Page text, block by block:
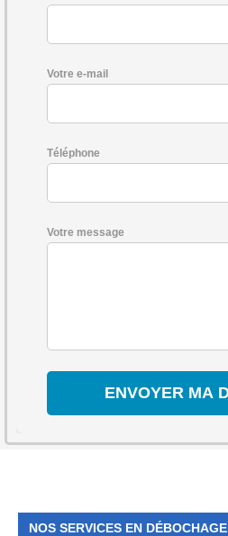
Votre e-mail
Téléphone
Votre message
NOS SERVICES EN